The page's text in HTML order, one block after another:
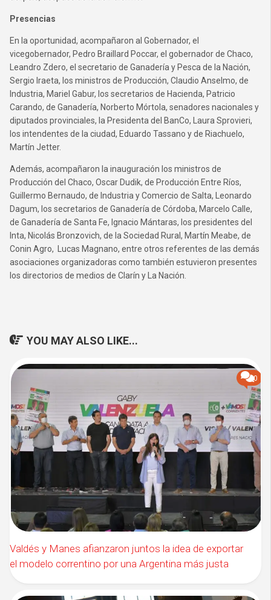
Presencias
En la oportunidad, acompañaron al Gobernador, el
vicegobernador, Pedro Braillard Poccar, el gobernador de Chaco,
Leandro Zdero, el secretario de Ganadería y Pesca de la Nación,
Sergio Iraeta, los ministros de Producción, Claudio Anselmo, de
Industria, Mariel Gabur, los secretarios de Hacienda, Patricio
Carando, de Ganadería, Norberto Mórtola, senadores nacionales y
diputados provinciales, la Presidenta del BanCo, Laura Sprovieri,
los intendentes de la ciudad, Eduardo Tassano y de Riachuelo,
Martín Jetter.
Además, acompañaron la inauguración los ministros de
Producción del Chaco, Oscar Dudik, de Producción Entre Ríos,
Guillermo Bernaudo, de Industria y Comercio de Salta, Leonardo
Dagum, los secretarios de Ganadería de Córdoba, Marcelo Calle,
de Ganadería de Santa Fe, Ignacio Mántaras, los presidentes del
Inta, Nicolás Bronzovich, de la Sociedad Rural, Martín Meabe, de
Conin Agro, Lucas Magnano, entre otros referentes de las demás
asociaciones organizadoras como también estuvieron presentes
los directorios de medios de Clarín y La Nación.
YOU MAY ALSO LIKE...
0
Valdés y Manes afianzaron juntos la idea de exportar
el modelo correntino por una Argentina más justa